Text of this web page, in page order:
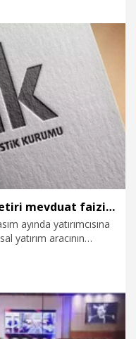
devam edecektir" dedi.
TÜİK: Aylık en yüksek reel getiri mevduat faizinde oldu
ayında yatırımcısına
yatırım aracının